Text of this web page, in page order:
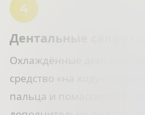
Дентальные
Охлаждённые
средство «на ходу».
пальца и помассируйте